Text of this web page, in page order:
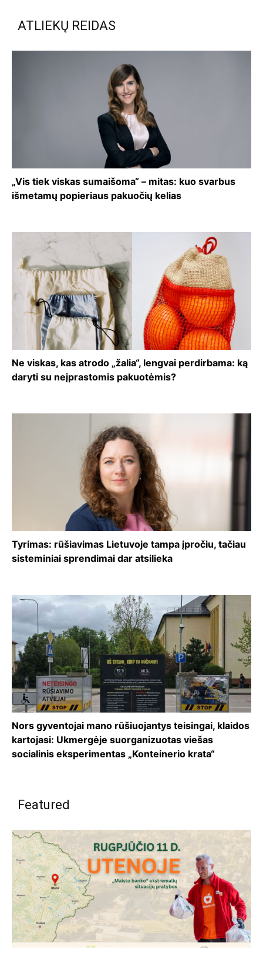
ATLIEKŲ REIDAS
„Vis tiek viskas sumaišoma“ – mitas: kuo svarbus
išmetamų popieriaus pakuočių kelias
Ne viskas, kas atrodo „žalia“, lengvai perdirbama: ką
daryti su neįprastomis pakuotėmis?
Tyrimas: rūšiavimas Lietuvoje tampa įpročiu, tačiau
sisteminiai sprendimai dar atsilieka
Nors gyventojai mano rūšiuojantys teisingai, klaidos
kartojasi: Ukmergėje suorganizuotas viešas
socialinis eksperimentas „Konteinerio krata“
Featured